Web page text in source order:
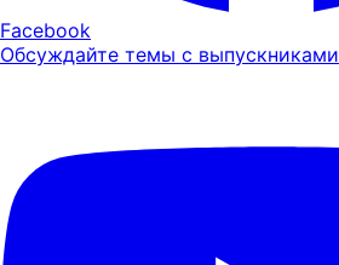
Facebook
Обсуждайте темы с выпускниками